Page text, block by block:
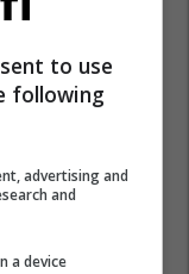
to use
following
advertising and
and
a device